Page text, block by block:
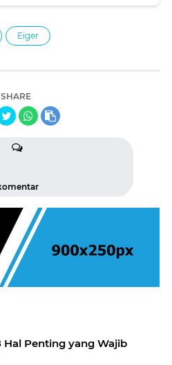
Eiger
SHARE
Penting yang Wajib